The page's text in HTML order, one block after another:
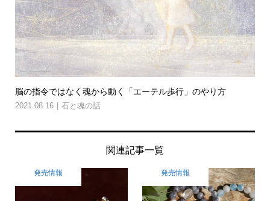
脳の指令ではなく魂から動く「エーテル歩行」のやり方
2021.08.16 石と魂の話
関連記事一覧
発売情報 発売情報